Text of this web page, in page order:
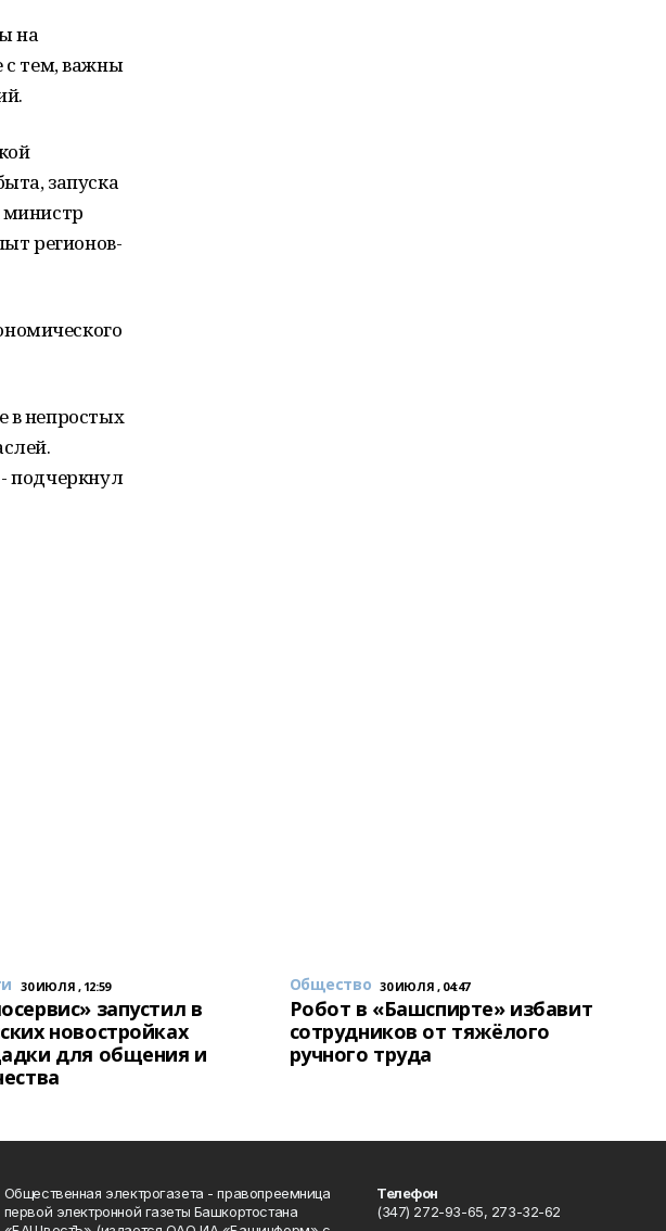
на
с тем, важны
запуска
министр
регионов-
в непростых
подчеркнул
30 ИЮЛЯ , 12:59
запустил в
новостройках
для общения и
Общество 30 ИЮЛЯ , 04:47
Робот в «Башспирте» избавит
сотрудников от тяжёлого
ручного труда
Общественная электрогазета - правопреемница
первой электронной газеты Башкортостана
Телефон
(347) 272-93-65, 273-32-62